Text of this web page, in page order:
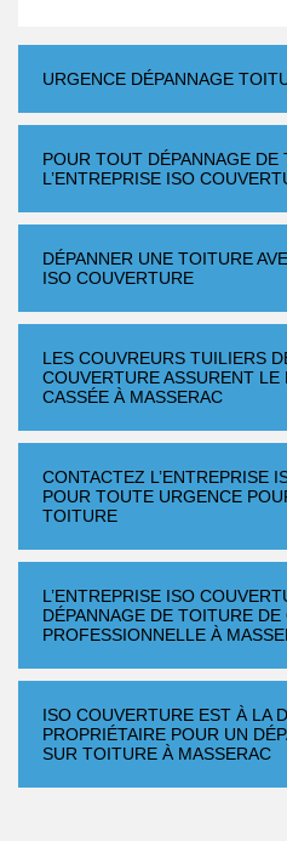
URGENCE DÉPANNAGE
POUR TOUT DÉPANNAGE DE
L’ENTREPRISE ISO
DÉPANNER UNE TOITURE
ISO COUVERTURE
LES COUVREURS TUILIERS
COUVERTURE ASSURENT LE
CASSÉE À MASSERAC
CONTACTEZ L’ENTREPRISE
POUR TOUTE URGENCE
TOITURE
L’ENTREPRISE ISO
DÉPANNAGE DE TOITURE DE
PROFESSIONNELLE À
ISO COUVERTURE EST À LA
PROPRIÉTAIRE POUR UN
SUR TOITURE À MASSERAC